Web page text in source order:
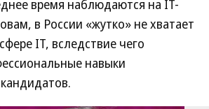
время наблюдаются на IT-
в России «жутко» не хватает
IT, вследствие чего
навыки